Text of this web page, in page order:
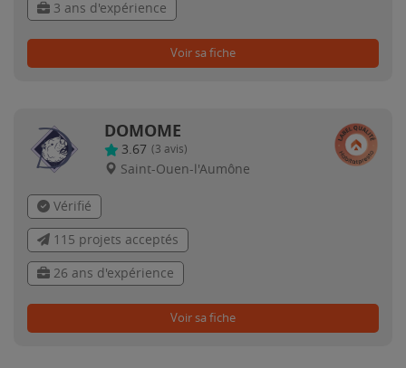
3 ans d'expérience
Voir sa fiche
DOMOME
3.67 (3 avis)
Saint-Ouen-l'Aumône
Vérifié
115 projets acceptés
26 ans d'expérience
Voir sa fiche